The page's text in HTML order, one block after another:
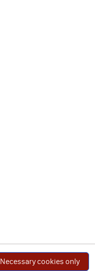
Necessary cookies only